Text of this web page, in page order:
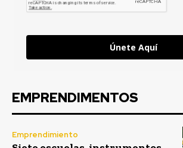
Únete Aquí
EMPRENDIMENTOS
Emprendimiento